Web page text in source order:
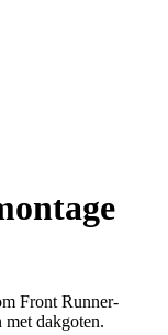
Front Runner-
met dakgoten.